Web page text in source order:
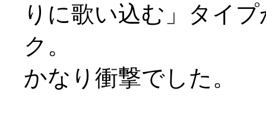
りに歌い込む」タイ
ク。
かなり衝撃でした。